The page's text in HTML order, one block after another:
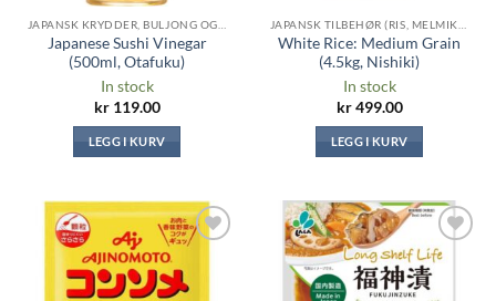
Japanese Sushi Vinegar
(500ml, Otafuku)
In stock
kr119.00
LEGG I KURV
White Rice: Medium Grain
(4.5kg, Nishiki)
In stock
kr499.00
LEGG I KURV
ønskeliste
Legg til i
ønskeliste